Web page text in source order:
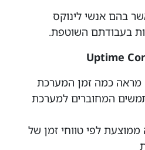
בהם אנשי לינוקס
בעבודתם השוטפת.
בלינוקס פקודת uptime מראה כמה זמן המערכת
המחוברים למערכת
ממוצעת לפי טווחי זמן של